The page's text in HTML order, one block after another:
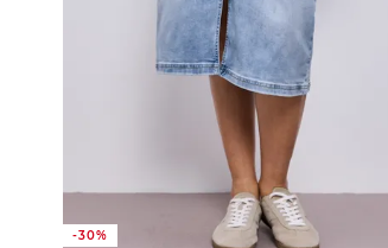
-30%